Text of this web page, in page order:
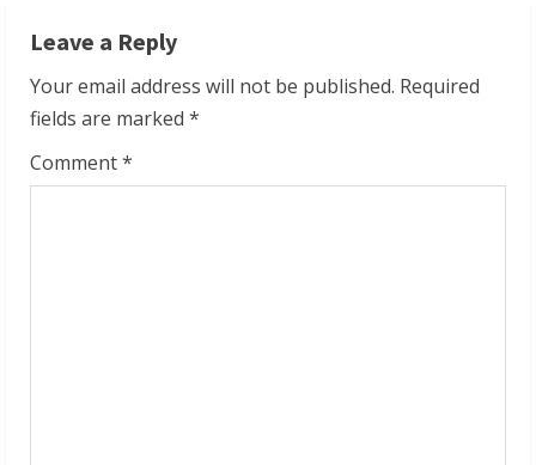
n
u
e
R
Leave a Reply
Your email address will not be published. Required
fields are marked *
Comment*